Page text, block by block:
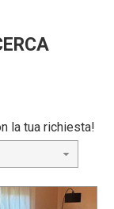
la tua richiesta!